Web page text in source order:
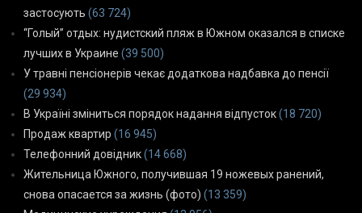
застосують (63 724)
“Голый” отдых: нудистский пляж в Южном оказался в списке
лучших в Украине (39 500)
У травні пенсіонерів чекає додаткова надбавка до пенсії
(29 934)
В Україні зміниться порядок надання відпусток(18 720)
Продаж квартир (16 945)
Телефонний довідник(14 668)
Жительница Южного, получившая 19 ножевых ранений,
снова опасается за жизнь (фото) (13 359)